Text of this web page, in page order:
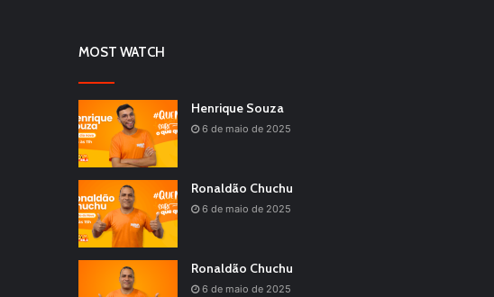
MOST WATCH
Henrique Souza
6 de maio de 2025
Ronaldão Chuchu
6 de maio de 2025
Ronaldão Chuchu
6 de maio de 2025